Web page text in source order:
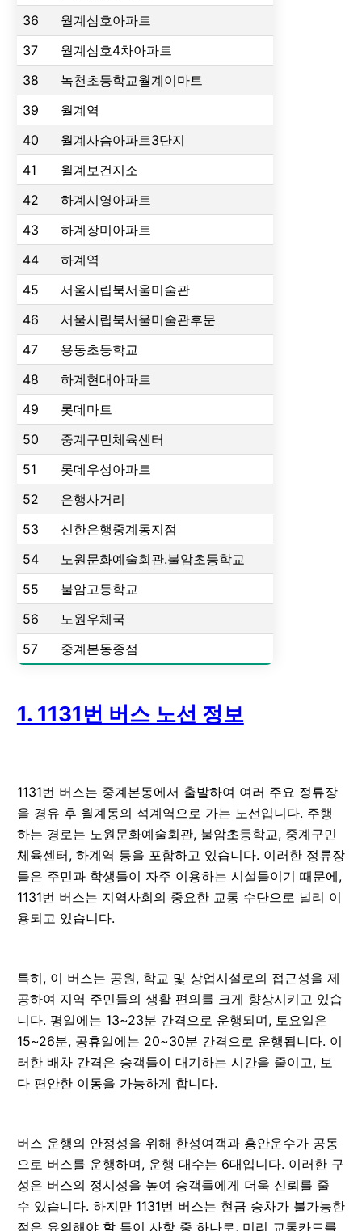
36
월계삼호아파트
37
월계삼호4차아파트
38
녹천초등학교월계이마트
39
월계역
40
월계사슴아파트3단지
41
월계보건지소
42
하계시영아파트
43
하계장미아파트
44
하계역
45
서울시립북서울미술관
46
서울시립북서울미술관후문
47
용동초등학교
48
하계현대아파트
49
롯데마트
50
중계구민체육센터
51
롯데우성아파트
52
은행사거리
53
신한은행중계동지점
54
노원문화예술회관.불암초등학교
55
불암고등학교
56
노원우체국
57
중계본동종점
1. 1131번 버스 노선 정보
1131번 버스는 중계본동에서 출발하여 여러 주요 정류장
을 경유 후 월계동의 석계역으로 가는 노선입니다. 주행
하는 경로는 노원문화예술회관, 불암초등학교, 중계구민
체육센터, 하계역 등을 포함하고 있습니다. 이러한 정류장
들은 주민과 학생들이 자주 이용하는 시설들이기 때문에,
1131번 버스는 지역사회의 중요한 교통 수단으로 널리 이
용되고 있습니다.
특히, 이 버스는 공원, 학교 및 상업시설로의 접근성을 제
공하여 지역 주민들의 생활 편의를 크게 향상시키고 있습
니다. 평일에는 13~23분 간격으로 운행되며, 토요일은
15~26분, 공휴일에는 20~30분 간격으로 운행됩니다. 이
러한 배차 간격은 승객들이 대기하는 시간을 줄이고, 보
다 편안한 이동을 가능하게 합니다.
버스 운행의 안정성을 위해 한성여객과 흥안운수가 공동
으로 버스를 운행하며, 운행 대수는 6대입니다. 이러한 구
성은 버스의 정시성을 높여 승객들에게 더욱 신뢰를 줄
수 있습니다. 하지만 1131번 버스는 현금 승차가 불가능한
점은 유의해야 할 특이 사항 중 하나로, 미리 교통카드를